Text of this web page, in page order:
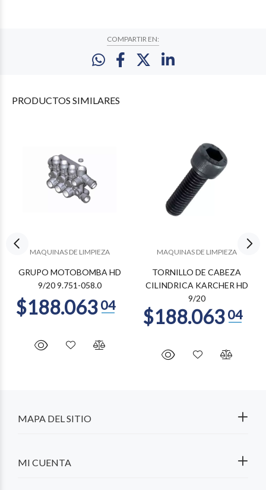
COMPARTIR EN:
PRODUCTOS SIMILARES
MAQUINAS DE LIMPIEZA
GRUPO MOTOBOMBA HD
9/20 9.751-058.0
MAQUINAS DE LIMPIEZA
TORNILLO DE CABEZA
CILINDRICA KARCHER HD
9/20
MAPA DEL SITIO
MI CUENTA